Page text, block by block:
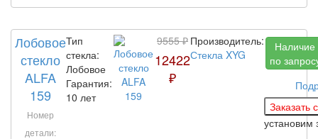
Лобовое
стекло
ALFA
159
Номер
детали:
Тип
стекла:
Лобовое
Гарантия:
10 лет
9555 ₽
12422
₽
Производитель:
Стекла XYG
Наличие
по
установим